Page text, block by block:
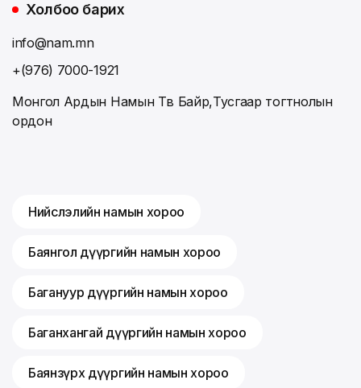
Холбоо барих
info@nam.mn
+(976) 7000-1921
Монгол Ардын Намын Төв Байр,Тусгаар тогтнолын
ордон
Нийслэлийн намын хороо
Баянгол дүүргийн намын хороо
Багануур дүүргийн намын хороо
Баганхангай дүүргийн намын хороо
Баянзүрх дүүргийн намын хороо